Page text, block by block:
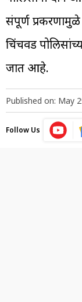
संपूर्ण
चिंचवड
जात आहे.
Published on: May
Follow Us